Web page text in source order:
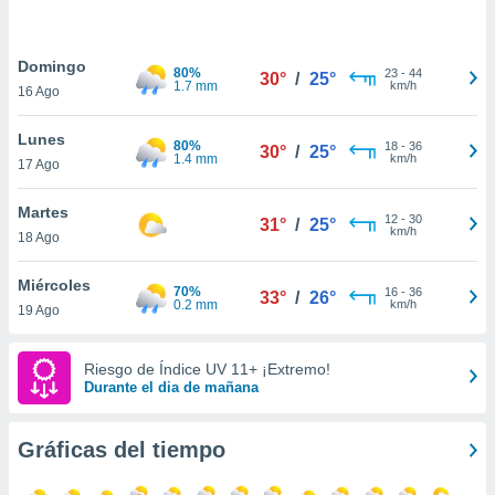
similares
como
sitio
IP
posible
traten tus
interés
Para
Domingo
16 Ago
80%
1.7 mm
30° / 25° 23- 44
km/h
Lunes
17 Ago
80%
1.4 mm
30° / 25° 18- 36
km/h
Martes
18 Ago
31° / 25° 12- 30
km/h
Miércoles
19 Ago
70%
0.2 mm
33° / 26° 16- 36
km/h
Riesgo de Índice UV 11+ ¡Extremo!
Durante el dia de mañana
Gráficas del tiempo